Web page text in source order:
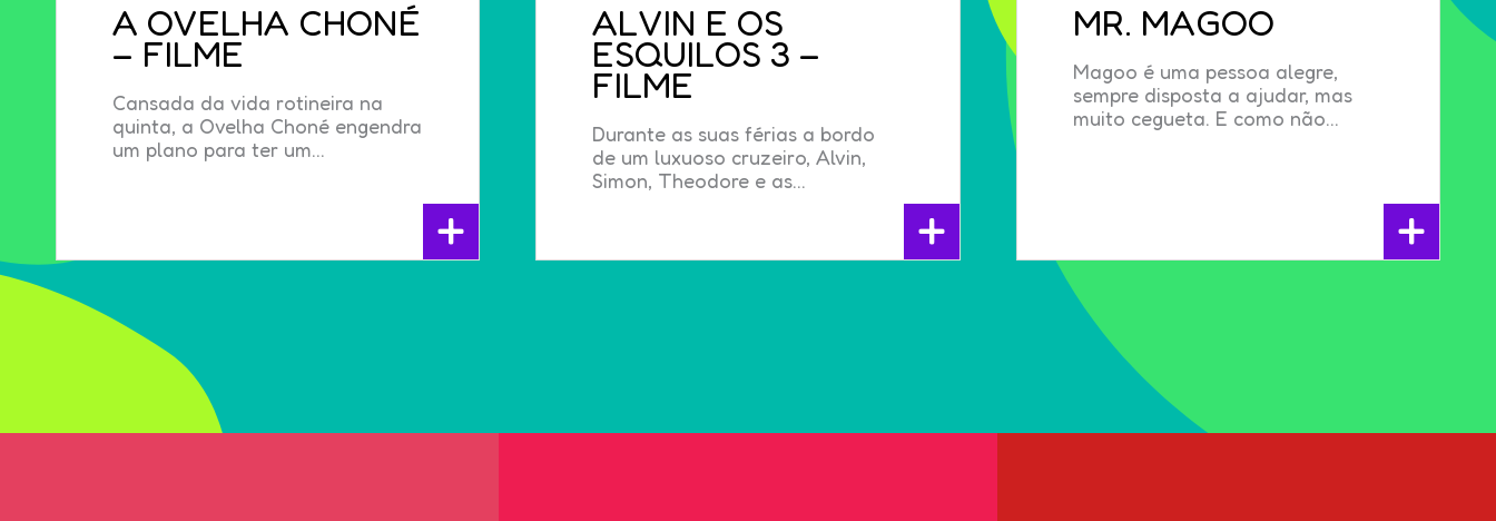
A OVELHA CHONÉ
– FILME
Cansada da vida rotineira na
quinta, a Ovelha Choné engendra
um plano para ter um...
+
ALVIN E OS
ESQUILOS 3 –
FILME
Durante as suas férias a bordo
de um luxuoso cruzeiro, Alvin,
Simon, Theodore e as...
+
MR. MAGOO
Magoo é uma pessoa alegre,
sempre disposta a ajudar, mas
muito cegueta. E como não...
+